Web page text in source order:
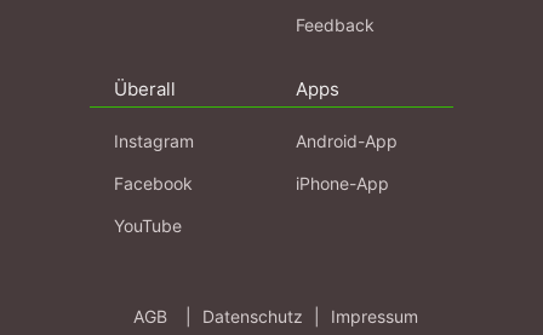
Feedback
Überall
Instagram
Facebook
YouTube
Apps
Android-App
iPhone-App
AGB Datenschutz Impressum